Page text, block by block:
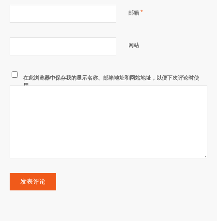
邮箱 *
网站
在此浏览器中保存我的显示名称、邮箱地址和网站地址，以便下次评论时使
用。